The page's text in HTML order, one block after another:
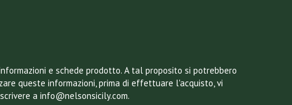
e schede prodotto. A tal proposito si potrebbero
queste informazioni, prima di effettuare l'acquisto, vi
a info@nelsonsicily.com.